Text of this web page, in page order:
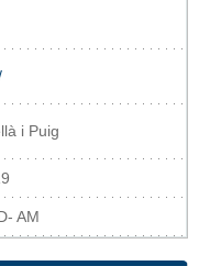
i Puig
AM